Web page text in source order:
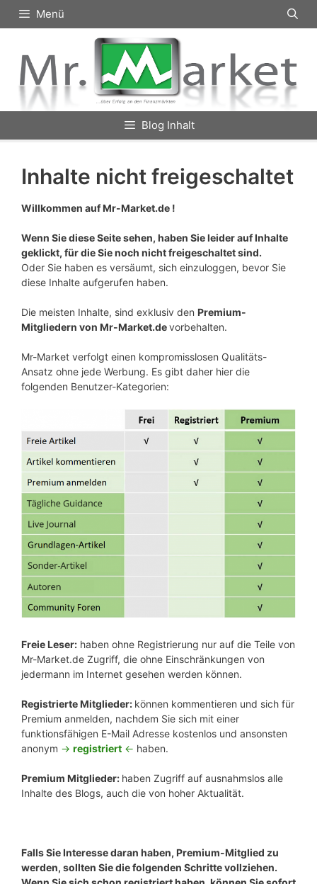
Inhalt
Menü
Blog Inhalt
Inhalte nicht freigeschaltet
Willkommen auf Mr-Market.de !
Wenn Sie diese Seite sehen, haben Sie leider auf Inhalte
geklickt, für die Sie noch nicht freigeschaltet sind.
Oder Sie haben es versäumt, sich einzuloggen, bevor Sie
diese Inhalte aufgerufen haben.
Die meisten Inhalte, sind exklusiv den Premium-
Mitgliedern von Mr-Market.devorbehalten.
Mr-Market verfolgt einen kompromisslosen Qualitäts-
Ansatz ohne jede Werbung. Es gibt daher hier die
folgenden Benutzer-Kategorien:
Freie Leser: haben ohne Registrierung nur auf die Teile von
Mr-Market.de Zugriff, die ohne Einschränkungen von
jedermann im Internet gesehen werden können.
Registrierte Mitglieder: können kommentieren und sich für
Premium anmelden, nachdem Sie sich mit einer
funktionsfähigen E-Mail Adresse kostenlos und ansonsten
anonym -> registriert <- haben.
Premium Mitglieder: haben Zugriff auf ausnahmslos alle
Inhalte des Blogs, auch die von hoher Aktualität.
Falls Sie Interesse daran haben, Premium-Mitglied zu
werden, sollten Sie die folgenden Schritte vollziehen.